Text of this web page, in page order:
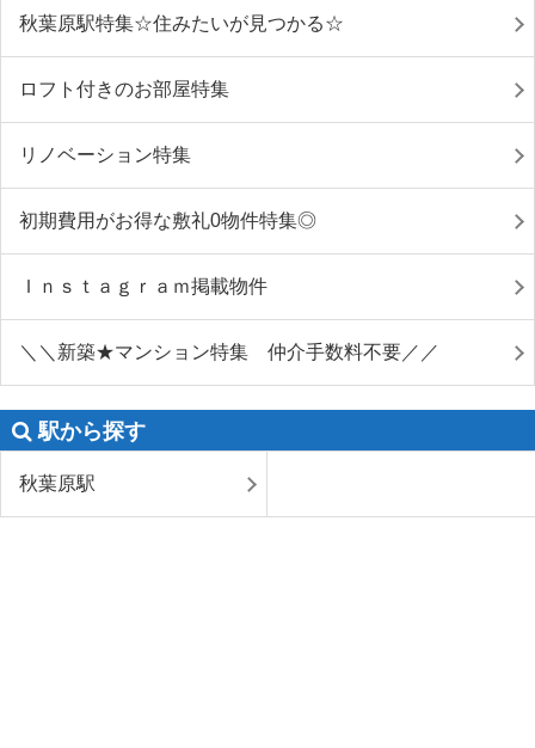
秋葉原駅特集☆住みたいが見つかる☆
ロフト付きのお部屋特集
リノベーション特集
初期費用がお得な敷礼0物件特集◎
Ｉｎｓｔａｇｒａｍ掲載物件
＼＼新築★マンション特集 仲介手数料不要／／
駅から探す
秋葉原駅